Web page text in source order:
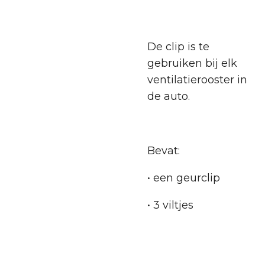
De clip is te
gebruiken bij elk
ventilatierooster in
de auto.
Bevat:
• een geurclip
• 3 viltjes